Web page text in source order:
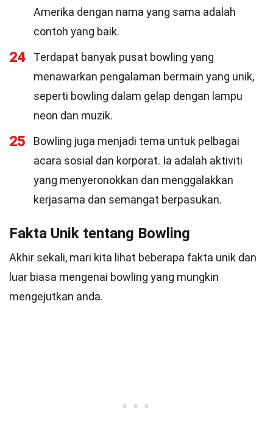
Amerika dengan nama yang sama adalah
contoh yang baik.
24
Terdapat banyak pusat bowling yang
menawarkan pengalaman bermain yang unik,
seperti bowling dalam gelap dengan lampu
neon dan muzik.
25
Bowling juga menjadi tema untuk pelbagai
acara sosial dan korporat. Ia adalah aktiviti
yang menyeronokkan dan menggalakkan
kerjasama dan semangat berpasukan.
Fakta Unik tentang Bowling
Akhir sekali, mari kita lihat beberapa fakta unik dan
luar biasa mengenai bowling yang mungkin
mengejutkan anda.